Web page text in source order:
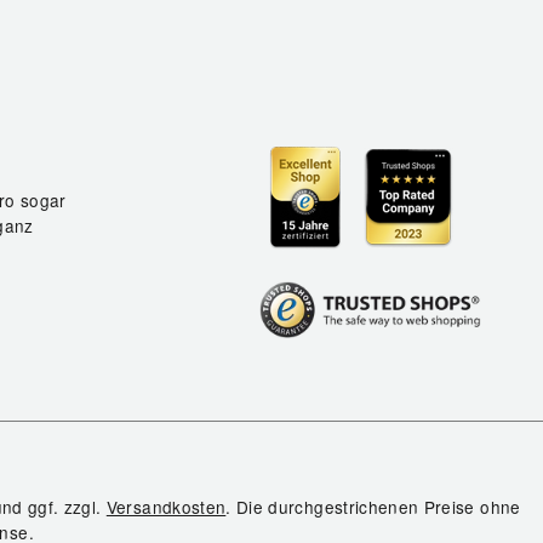
sogar
ggf. zzgl. Versandkosten. Die durchgestrichenen Preise ohne